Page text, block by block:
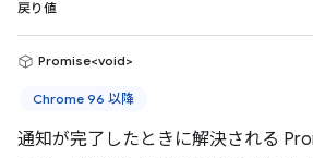
戻り値
Promise<void>
Chrome 96 以降
通知が完了したときに解決される